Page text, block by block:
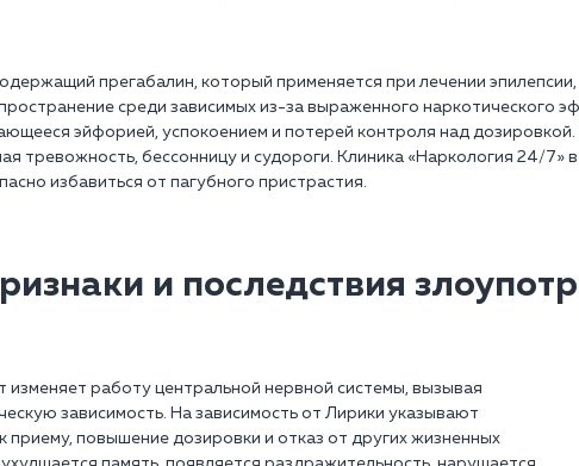
прегабалин, который применяется при лечении
среди зависимых из-за выраженного наркотического
эйфорией, успокоением и потерей контроля над
тревожность, бессонницу и судороги. Клиника «Наркология 24/7»
избавиться от пагубного пристрастия.
и последствия
изменяет работу центральной нервной системы, вызывая
зависимость. На зависимость от Лирики указывают
приему, повышение дозировки и отказ от других жизненных